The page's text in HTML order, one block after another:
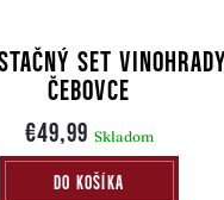
SET VINOHRADY
ČEBOVCE
€49,99 Skladom
DO KOŠÍKA